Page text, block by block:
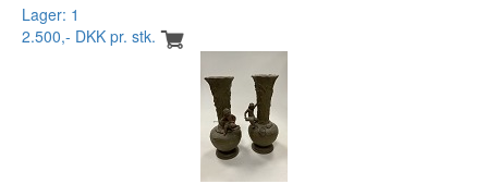
Lager: 1
2.500,- DKK pr. stk.